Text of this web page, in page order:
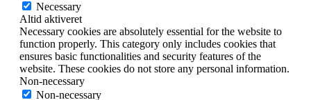
Necessary
Altid aktiveret
Necessary cookies are absolutely essential for the website to
function properly. This category only includes cookies that
ensures basic functionalities and security features of the
website. These cookies do not store any personal information.
Non-necessary
Non-necessary